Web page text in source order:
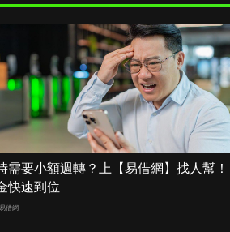
需要小額週轉？上【易借網】找人幫！
快速到位
借網